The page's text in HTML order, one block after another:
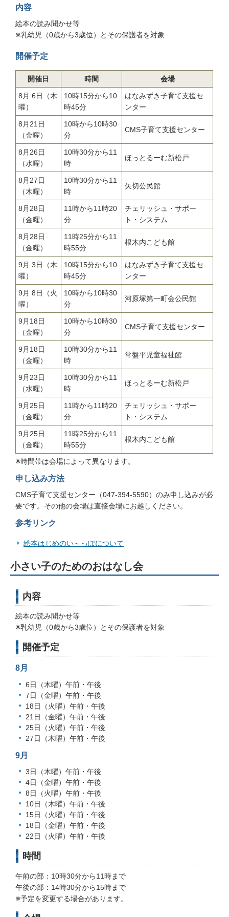
内容
絵本の読み聞かせ等
※乳幼児（0歳から3歳位）とその保護者を対象
開催予定
開催日 時間 会場
8月 6日（木
曜）
10時15分から10
時45分
はなみずき子育て支援セ
ンター
8月21日
（金曜）
10時から10時30
分
CMS子育て支援センター
8月26日
（水曜）
10時30分から11
時
ほっとるーむ新松戸
8月27日
（木曜）
10時30分から11
時
矢切公民館
8月28日
（金曜）
11時から11時20
分
チェリッシュ・サポー
ト・システム
8月28日
（金曜）
11時25分から11
時55分
根木内こども館
9月 3日（木
曜）
10時15分から10
時45分
はなみずき子育て支援セ
ンター
9月 8日（火
曜）
10時から10時30
分
河原塚第一町会公民館
9月18日
（金曜）
10時から10時30
分
CMS子育て支援センター
9月18日
（金曜）
10時30分から11
時
常盤平児童福祉館
9月23日
（水曜）
10時30分から11
時
ほっとるーむ新松戸
9月25日
（金曜）
11時から11時20
分
チェリッシュ・サポー
ト・システム
9月25日
（金曜）
11時25分から11
時55分
根木内こども館
※時間帯は会場によって異なります。
申し込み方法
CMS子育て支援センター（047-394-5590）のみ申し込みが必
要です。その他の会場は直接会場にお越しください。
参考リンク
絵本はじめのい～っぽについて
小さい子のためのおはなし会
内容
絵本の読み聞かせ等
※乳幼児（0歳から3歳位）とその保護者を対象
開催予定
8月
6日（木曜）午前・午後
7日（金曜）午前・午後
18日（火曜）午前・午後
21日（金曜）午前・午後
25日（火曜）午前・午後
27日（木曜）午前・午後
9月
3日（木曜）午前・午後
4日（金曜）午前・午後
8日（火曜）午前・午後
10日（木曜）午前・午後
15日（火曜）午前・午後
18日（金曜）午前・午後
22日（火曜）午前・午後
時間
午前の部：10時30分から11時まで
午後の部：14時30分から15時まで
※予定を変更する場合があります。